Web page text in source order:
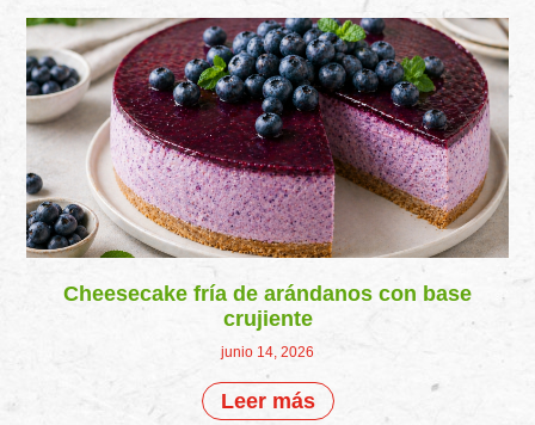
Cheesecake fría de arándanos con base
crujiente
junio 14, 2026
Leer más